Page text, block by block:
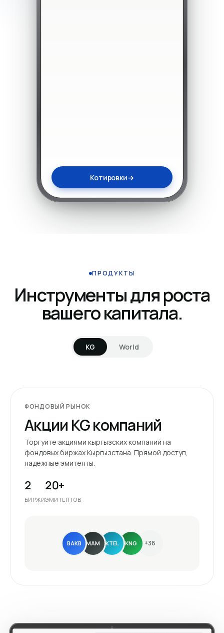
Котировки→
ПРОДУКТЫ
Инструменты для роста
вашего капитала.
KG World
ФОНДОВЫЙ РЫНОК
Акции KG компаний
Торгуйте акциями кыргызских компаний на
фондовых биржах Кыргызстана. Прямой доступ,
надежные эмитенты.
2
БИРЖИ
20+
ЭМИТЕНТОВ
BAKB MAM KTEL KNG +36